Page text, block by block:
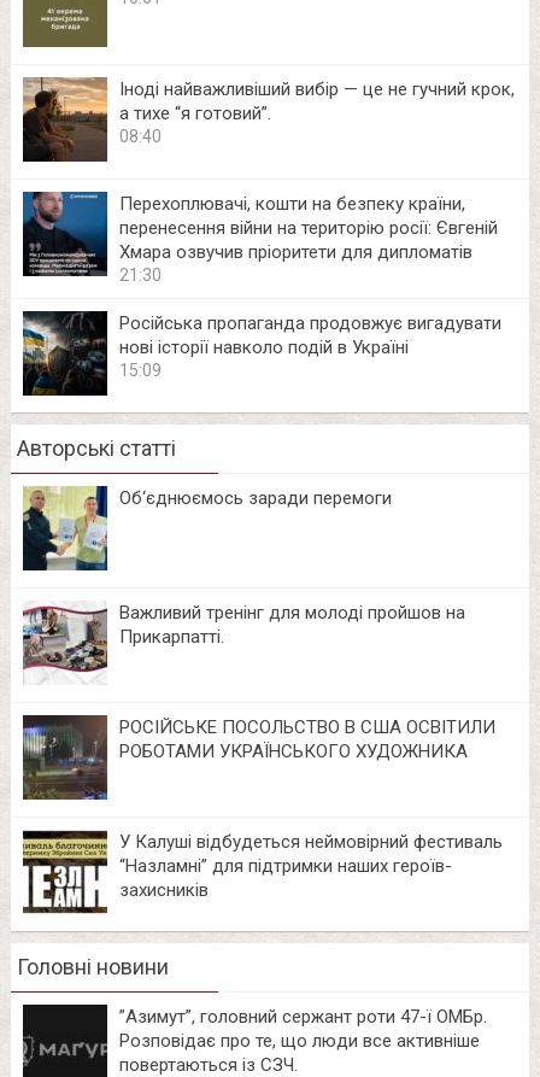
Іноді найважливіший вибір — це не гучний крок,
а тихе “я готовий”.
08:40
Перехоплювачі, кошти на безпеку країни,
перенесення війни на територію росії: Євгеній
Хмара озвучив пріоритети для дипломатів
21:30
Російська пропаганда продовжує вигадувати
нові історії навколо подій в Україні
15:09
Авторські статті
Об‘єднюємось заради перемоги
Важливий тренінг для молоді пройшов на
Прикарпатті.
РОСІЙСЬКЕ ПОСОЛЬСТВО В США ОСВІТИЛИ
РОБОТАМИ УКРАЇНСЬКОГО ХУДОЖНИКА
У Калуші відбудеться неймовірний фестиваль
“Назламні” для підтримки наших героїв-
захисників
Головні новини
⁨”Азимут”, головний сержант роти 47-ї ОМБр.
Розповідає про те, що люди все активніше
повертаються із СЗЧ.